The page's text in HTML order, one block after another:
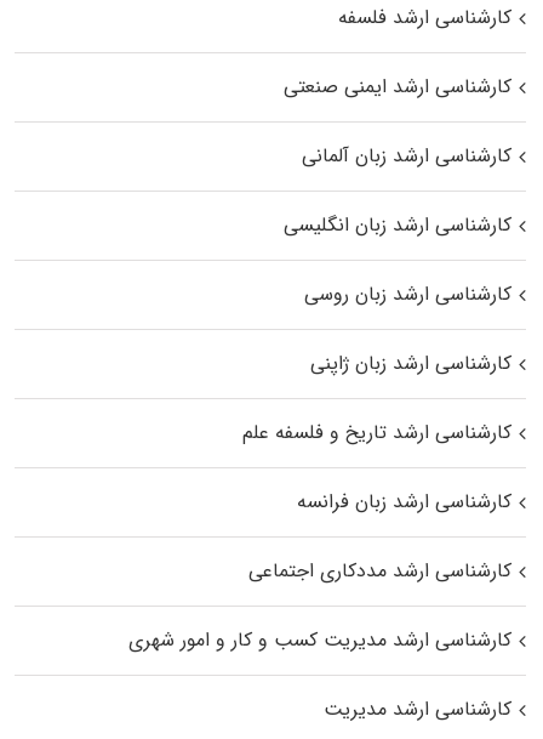
کارشناسی ارشد فلسفه
کارشناسی ارشد ایمنی صنعتی
کارشناسی ارشد زبان آلمانی
کارشناسی ارشد زبان انگلیسی
کارشناسی ارشد زبان روسی
کارشناسی ارشد زبان ژاپنی
کارشناسی ارشد تاریخ و فلسفه علم
کارشناسی ارشد زبان فرانسه
کارشناسی ارشد مددکاری اجتماعی
کارشناسی ارشد مدیریت کسب و کار و امور شهری
کارشناسی ارشد مدیریت